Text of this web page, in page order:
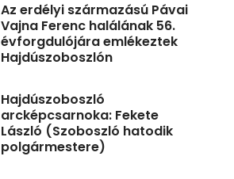
Az erdélyi származású Pávai
Vajna Ferenc halálának 56.
évforgdulójára emlékeztek
Hajdúszoboszlón
Hajdúszoboszló
arcképcsarnoka: Fekete
László (Szoboszló hatodik
polgármestere)